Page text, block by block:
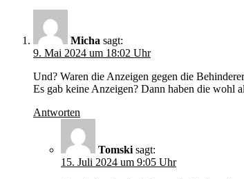
Micha sagt:
9. Mai 2024 um 18:02 Uhr
Und? Waren die Anzeigen gegen die
Es gab keine Anzeigen? Dann haben die wohl
Antworten
Tomski sagt:
15. Juli 2024 um 9:05 Uhr